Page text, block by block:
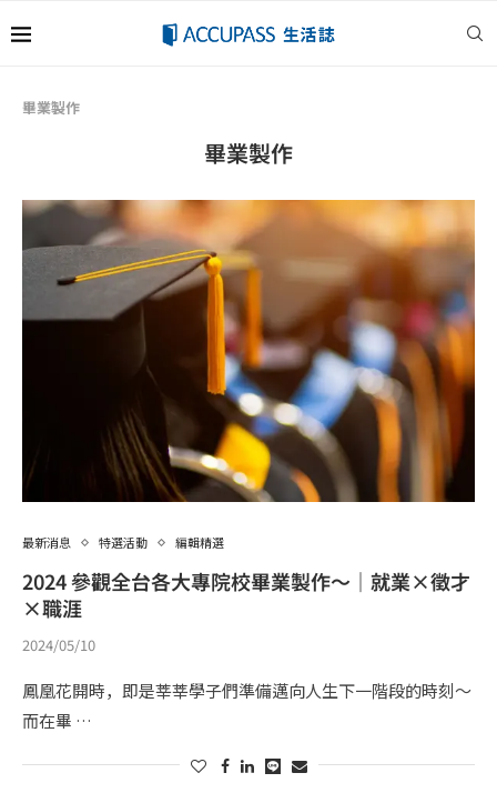
畢業製作
畢業製作
最新消息 特選活動 編輯精選
2024 參觀全台各大專院校畢業製作～｜就業×徵才
×職涯
2024/05/10
鳳凰花開時，即是莘莘學子們準備邁向人生下一階段的時刻～
而在畢 …